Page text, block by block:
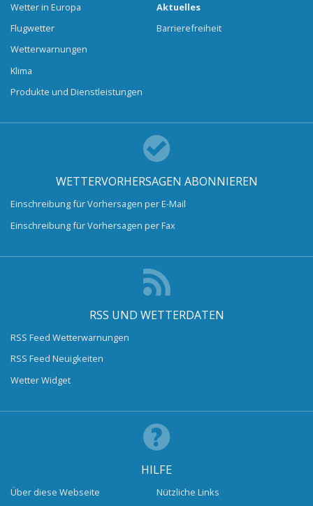
Wetter in Europa
Flugwetter
Wetterwarnungen
Klima
Produkte und Dienstleistungen
Aktuelles
Barrierefreiheit
WETTERVORHERSAGEN ABONNIEREN
Einschreibung für Vorhersagen per E-Mail
Einschreibung für Vorhersagen per Fax
RSS UND WETTERDATEN
RSS Feed Wetterwarnungen
RSS Feed Neuigkeiten
Wetter Widget
HILFE
Über diese Webseite Nützliche Links